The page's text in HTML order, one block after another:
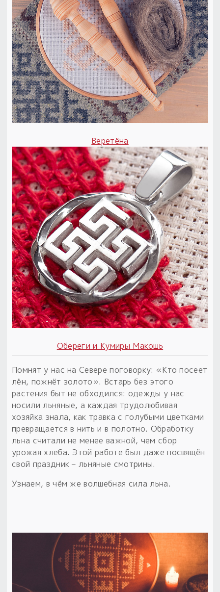
Пыльный сундучок
большое обновление
Товары со скидкой
Новинки
Товары недели
Безоплатная доставка
на заказ от 4 тыс. руб. со скидкой
Оберег в подарок
к заказу от 3 тыс. руб.
Веретёна
Обереги и Кумиры Макошь
Помнят у нас на Севере поговорку: «Кто посеет
лён, пожнёт золото». Встарь без этого
растения быт не обходился: одежды у нас
носили льняные, а каждая трудолюбивая
хозяйка знала, как травка с голубыми цветками
превращается в нить и в полотно. Обработку
льна считали не менее важной, чем сбор
урожая хлеба. Этой работе был даже посвящён
свой праздник – льняные смотрины.
Узнаем, в чём же волшебная сила льна.